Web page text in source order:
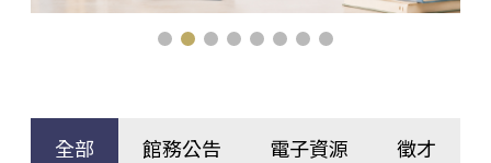
全部 館務公告 電子資源 徵才